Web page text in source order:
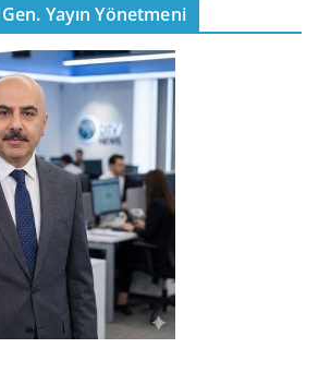
Yayın Yönetmeni